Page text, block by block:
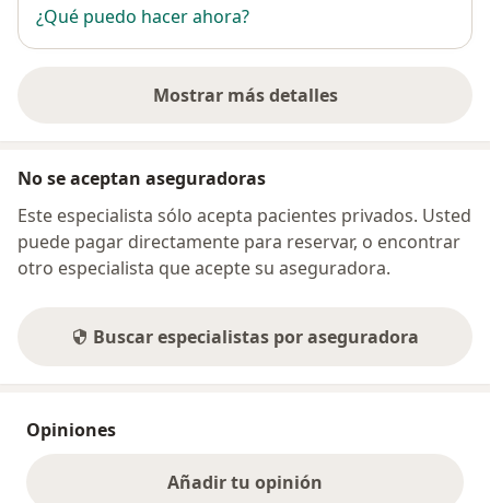
¿Qué puedo hacer ahora?
Mostrar más detalles
sobre la dirección
No se aceptan aseguradoras
Este especialista sólo acepta pacientes privados. Usted
puede pagar directamente para reservar, o encontrar
otro especialista que acepte su aseguradora.
Buscar especialistas por aseguradora
Opiniones
Añadir tu opinión